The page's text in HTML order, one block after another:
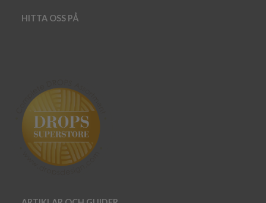
HITTA OSS PÅ